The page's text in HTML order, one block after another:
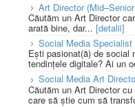
Art Director
Căutăm un Art Director
arată bine, dar... [detalii]
Social Media
Ești pasionat(ă) de social
tendințele digitale? Ai un
Social Media Art
Căutăm un Art Director
care să știe cum să